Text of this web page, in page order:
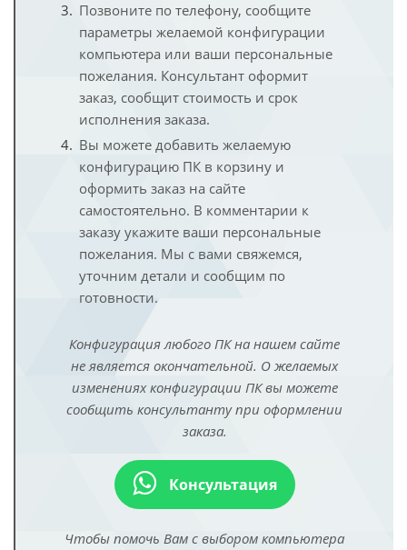
Позвоните по телефону, сообщите
параметры желаемой конфигурации
компьютера или ваши персональные
пожелания. Консультант оформит
заказ, сообщит стоимость и срок
исполнения заказа.
Вы можете добавить желаемую
конфигурацию ПК в корзину и
оформить заказ на сайте
самостоятельно. В комментарии к
заказу укажите ваши персональные
пожелания. Мы с вами свяжемся,
уточним детали и сообщим по
готовности.
Конфигурация любого ПК на нашем сайте
не является окончательной. О желаемых
изменениях конфигурации ПК вы можете
сообщить консультанту при оформлении
заказа.
Консультация
Чтобы помочь Вам с выбором компьютера